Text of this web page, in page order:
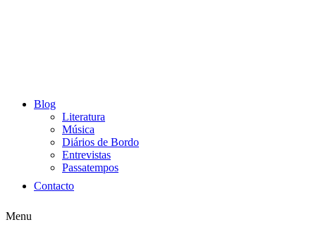
Blog
Literatura
Música
Diários de Bordo
Entrevistas
Passatempos
Contacto
Menu